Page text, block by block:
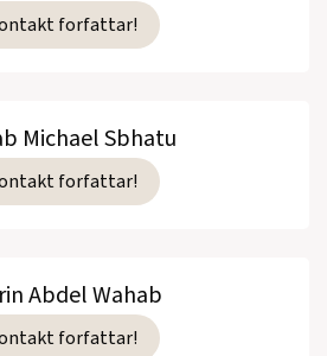
forfattar!
Michael Sbhatu
forfattar!
Abdel Wahab
forfattar!